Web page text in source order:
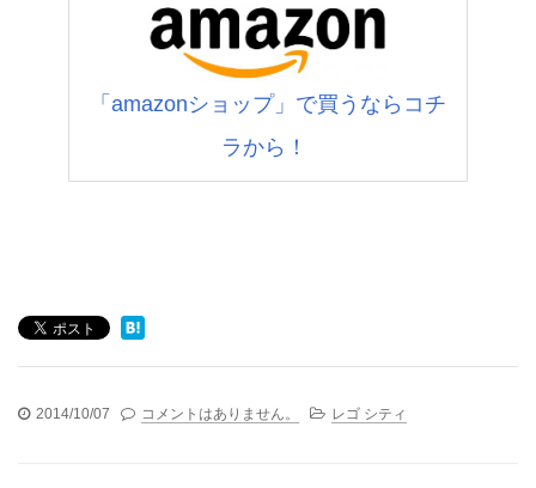
「amazonショップ」で買うならコチ
ラから！
2014/10/07 コメントはありません。 レゴ シティ